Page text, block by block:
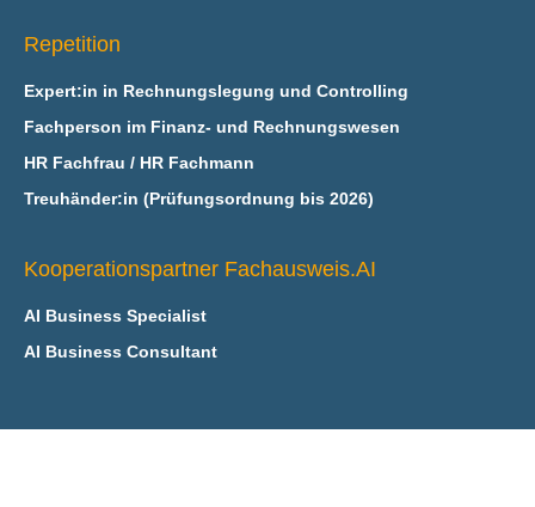
Repetition
Expert:in in Rechnungslegung und Controlling
Fachperson im Finanz- und Rechnungswesen
HR Fachfrau / HR Fachmann
Treuhänder:in (Prüfungsordnung bis 2026)
Kooperationspartner Fachausweis.AI
AI Business Specialist
AI Business Consultant